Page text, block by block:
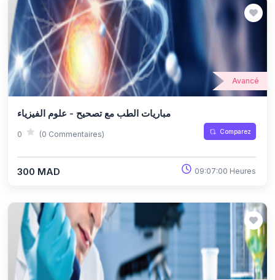
Avancé
مباريات الطب مع تصحيح - علوم الفيزياء
0 (0 Commentaires) Comparez
300 MAD 09:07:00 Heures